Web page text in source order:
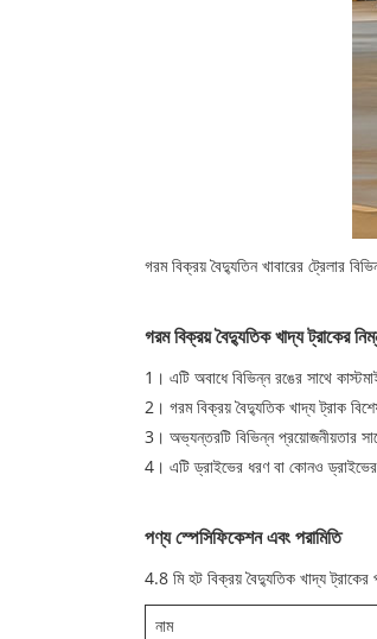
গরম বিক্রয় বৈদ্যুতিন খাবারের ট্রেলার
গরম বিক্রয় বৈদ্যুতিক খাদ্য ট্রাকের
1। এটি অবাধে বিভিন্ন রঙের সাথে
2। গরম বিক্রয় বৈদ্যুতিক খাদ্য ট্রাক
3। অভ্যন্তরটি বিভিন্ন প্রয়োজনীয়তার
4। এটি ড্রাইভের ধরণ বা কোনও
পণ্য স্পেসিফিকেশন এবং পরামিতি
4.8 মি হট বিক্রয় বৈদ্যুতিক খাদ্য ট্রাকের
নাম